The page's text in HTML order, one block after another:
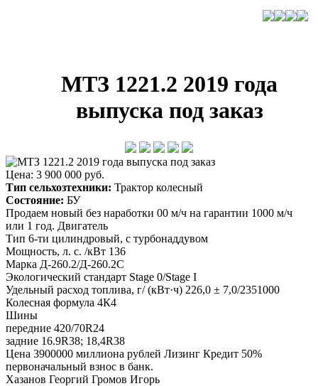
МТЗ 1221.2 2019 года
выпуска под заказ
Цена: 3 900 000 руб.
Тип сельхозтехники: Трактор колесный
Состояние: БУ
Продаем новый без наработки 00 м/ч на гарантии 1000 м/ч
или 1 год. Двигатель
Тип 6-ти цилиндровый, с турбонаддувом
Мощность, л. с. /кВт 136
Марка Д-260.2/Д-260.2С
Экологический стандарт Stage 0/Stage I
Удельный расход топлива, г/ (кВт·ч) 226,0 ± 7,0/2351000
Колесная формула 4К4
Шины
передние 420/70R24
задние 16.9R38; 18,4R38
Цена 3900000 миллиона рублей Лизинг Кредит 50%
первоначальный взнос в банк.
Хазанов Георгий Громов Игорь